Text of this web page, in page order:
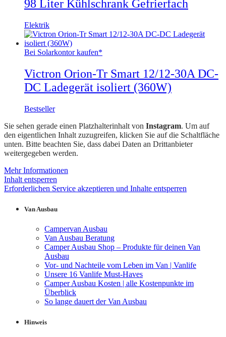
98 Liter Kühlschrank Gefrierfach
Elektrik
Bei Solarkontor kaufen*
Victron Orion-Tr Smart 12/12-30A DC-
DC Ladegerät isoliert (360W)
Bestseller
Sie sehen gerade einen Platzhalterinhalt von Instagram. Um auf
den eigentlichen Inhalt zuzugreifen, klicken Sie auf die Schaltfläche
unten. Bitte beachten Sie, dass dabei Daten an Drittanbieter
weitergegeben werden.
Mehr Informationen
Inhalt entsperren
Erforderlichen Service akzeptieren und Inhalte entsperren
Van Ausbau
Campervan Ausbau
Van Ausbau Beratung
Camper Ausbau Shop – Produkte für deinen Van
Ausbau
Vor- und Nachteile vom Leben im Van | Vanlife
Unsere 16 Vanlife Must-Haves
Camper Ausbau Kosten | alle Kostenpunkte im
Überblick
So lange dauert der Van Ausbau
Hinweis